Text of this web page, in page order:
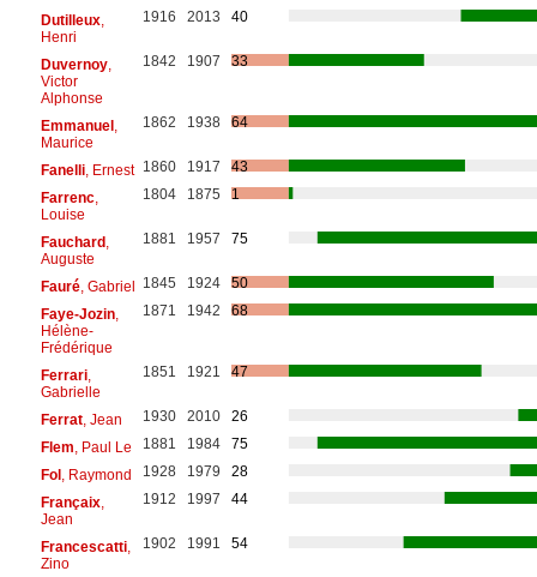
Dutilleux,
Henri
1916 2013 40
Duvernoy,
Victor
Alphonse
1842 1907 33
Emmanuel,
Maurice
1862 1938 64
Fanelli, Ernest 1860 1917
43
Farrenc,
Louise
1804 1875 1
Fauchard,
Auguste
1881 1957 75
Fauré, Gabriel 1845 1924
50
Faye-Jozin,
Hélène-
Frédérique
1871 1942 68
Ferrari,
Gabrielle
1851 1921 47
Ferrat, Jean 1930 2010
26
Flem , Paul Le 1881 1984
75
Fol, Raymond 1928 1979
28
Françaix,
Jean
1912 1997 44
Francescatti,
Zino
1902 1991 54